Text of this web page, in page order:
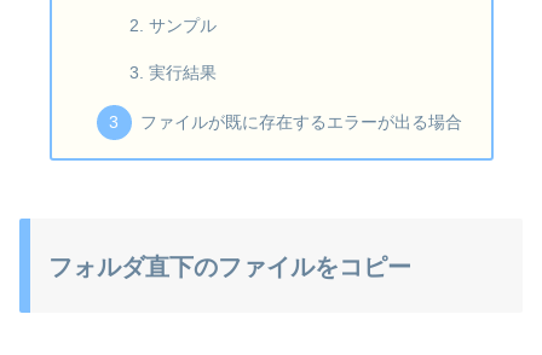
サンプル
実行結果
ファイルが既に存在するエラーが出る場合
フォルダ直下のファイルをコピー